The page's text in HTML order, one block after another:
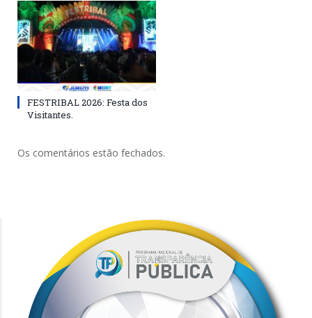
FESTRIBAL 2026: Festa dos
Visitantes.
Os comentários estão fechados.